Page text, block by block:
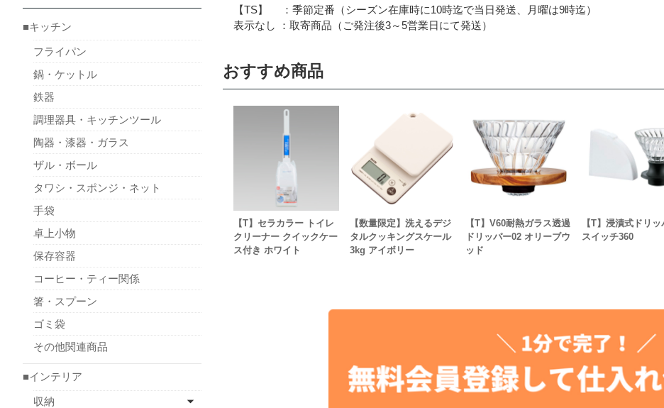
【TS】 ：季節定番（シーズン在庫時に10時迄で当日発送、月曜は9時迄）
表示なし ：取寄商品（ご発注後3～5営業日にて発送）
おすすめ商品
【T】セラカラー トイレ
クリーナー クイックケー
ス付き ホワイト
【数量限定】洗えるデジ
タルクッキングスケール
3kg アイボリー
【T】V60耐熱ガラス透過
ドリッパー02 オリーブウ
ッド
【T】浸漬式ドリ
スイッチ360
■キッチン
フライパン
鍋・ケットル
鉄器
調理器具・キッチンツール
陶器・漆器・ガラス
ザル・ボール
タワシ・スポンジ・ネット
手袋
卓上小物
保存容器
コーヒー・ティー関係
箸・スプーン
ゴミ袋
その他関連商品
■インテリア
収納